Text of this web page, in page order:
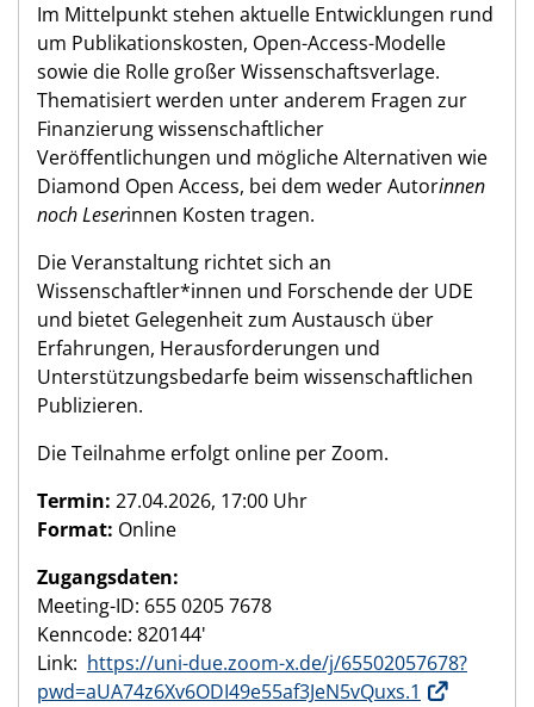
Im Mittelpunkt stehen aktuelle Entwicklungen rund
um Publikationskosten, Open-Access-Modelle
sowie die Rolle großer Wissenschaftsverlage.
Thematisiert werden unter anderem Fragen zur
Finanzierung wissenschaftlicher
Veröffentlichungen und mögliche Alternativen wie
Diamond Open Access, bei dem weder Autorinnen
noch Leserinnen Kosten tragen.
Die Veranstaltung richtet sich an
Wissenschaftler*innen und Forschende der UDE
und bietet Gelegenheit zum Austausch über
Erfahrungen, Herausforderungen und
Unterstützungsbedarfe beim wissenschaftlichen
Publizieren.
Die Teilnahme erfolgt online per Zoom.
Termin: 27.04.2026, 17:00 Uhr
Format: Online
Zugangsdaten:
Meeting-ID: 655 0205 7678
Kenncode: 820144'
Link: https://uni-due.zoom-x.de/j/65502057678?
pwd=aUA74z6Xv6ODI49e55af3JeN5vQuxs.1